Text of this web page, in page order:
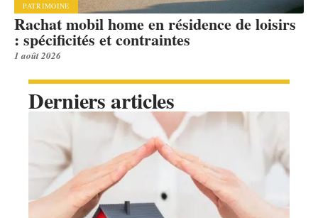
PATRIMOINE
Rachat mobil home en résidence de loisirs
: spécificités et contraintes
1 août 2026
Derniers articles